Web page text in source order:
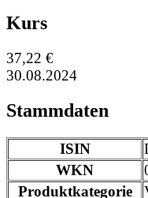
Kurs
37,22 €
30.08.2024
Stammdaten
ISIN
WKN
Produktkategorie